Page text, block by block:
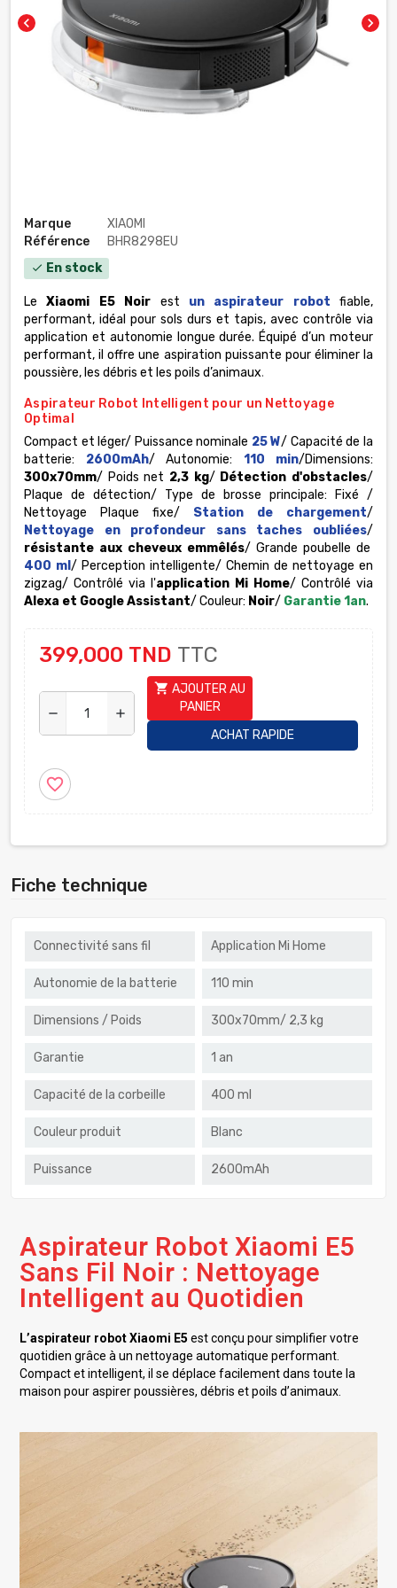
chevron_left chevron_right
Marque
XIAOMI
Référence
BHR8298EU
check En stock
LeXiaomi E5 Noir est un aspirateur robot fiable,
performant, idéal pour sols durs et tapis, avec contrôle via
application et autonomie longue durée. Équipé d’un moteur
performant, il offre une aspiration puissante pour éliminer la
poussière, les débris et les poils d’animaux.
Aspirateur Robot Intelligent pour un Nettoyage
Optimal
Compact et léger/ Puissance nominale 25 W/ Capacité de la
batterie: 2600mAh/ Autonomie: 110 min/Dimensions:
300x70mm/ Poids net 2,3 kg/ Détection d'obstacles/
Plaque de détection/ Type de brosse principale: Fixé /
Nettoyage Plaque fixe/ Station de chargement/
Nettoyage en profondeur sans taches oubliées/
résistante aux cheveux emmêlés/ Grande poubelle de
400 ml / Perception intelligente/ Chemin de nettoyage en
zigzag/ Contrôlé via l'application Mi Home/ Contrôlé via
Alexa et Google Assistant/ Couleur: Noir/ Garantie 1an.
399,000 TND TTC
remove add
shopping_cart AJOUTER AU
PANIER
ACHAT RAPIDE
favorite_border
Fiche technique
Connectivité sans fil Application Mi Home
Autonomie de la batterie 110 min
Dimensions / Poids 300x70mm/ 2,3 kg
Garantie 1 an
Capacité de la corbeille 400 ml
Couleur produit Blanc
Puissance 2600mAh
Aspirateur Robot Xiaomi E5
Sans Fil Noir : Nettoyage
Intelligent au Quotidien
L’aspirateur robot Xiaomi E5 est conçu pour simplifier votre
quotidien grâce à un nettoyage automatique performant.
Compact et intelligent, il se déplace facilement dans toute la
maison pour aspirer poussières, débris et poils d’animaux.